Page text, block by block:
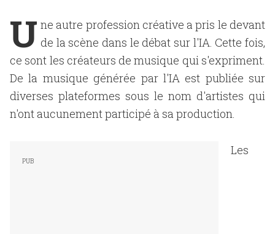
U ne autre profession créative a pris le devant
de la scène dans le débat sur l'IA. Cette fois,
ce sont les créateurs de musique qui s'expriment.
De la musique générée par l'IA est publiée sur
diverses plateformes sous le nom d'artistes qui
n'ont aucunement participé à sa production.
Les